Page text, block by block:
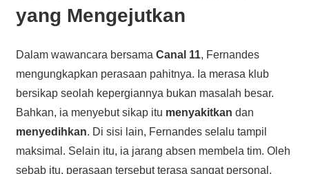
yang Mengejutkan
Dalam wawancara bersama Canal 11, Fernandes
mengungkapkan perasaan pahitnya. Ia merasa klub
bersikap seolah kepergiannya bukan masalah besar.
Bahkan, ia menyebut sikap itu menyakitkan dan
menyedihkan. Di sisi lain, Fernandes selalu tampil
maksimal. Selain itu, ia jarang absen membela tim. Oleh
sebab itu, perasaan tersebut terasa sangat personal.